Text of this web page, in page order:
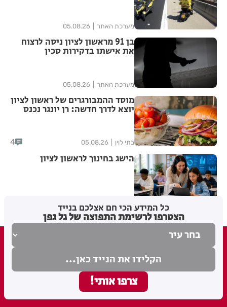
מערכת האתר 05.08.26
בן 91 מראשון לציון ניסה לרצוח
את אישתו בדקירות סכין
מערכת האתר 05.08.26
מוסד ההמבורגרים של ראשון לציון
יוצא לדרך חדשה: רן יונגר נכנס
בתי לוין 05.08.26
4
הישג בחינוך לראשון לציון
כל המידע הכי חם אצלכם בנייד
הצטרפו לרשימת התפוצה של גל גפן